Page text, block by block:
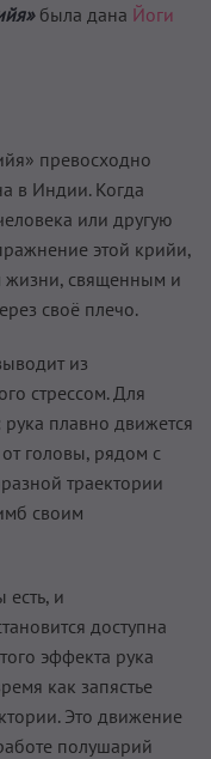
была дана Йоги
превосходно
в Индии. Когда
или другую
этой крийи,
жизни, священным и
своё плечо.
из
стрессом. Для
рука плавно движется
головы, рядом с
траектории
своим
есть, и
доступна
эффекта рука
как запястье
Это движение
полушарий